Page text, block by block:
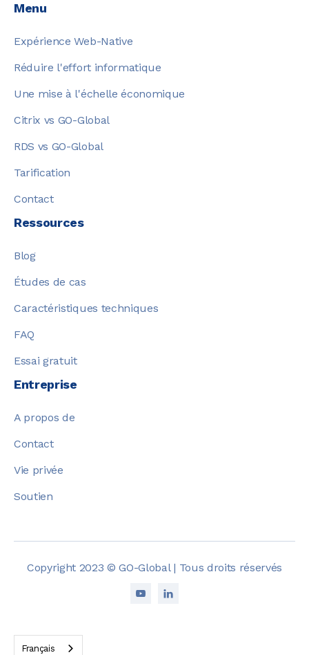
Menu
Expérience Web-Native
Réduire l'effort informatique
Une mise à l'échelle économique
Citrix vs GO-Global
RDS vs GO-Global
Tarification
Contact
Ressources
Blog
Études de cas
Caractéristiques techniques
FAQ
Essai gratuit
Entreprise
A propos de
Contact
Vie privée
Soutien
Copyright 2023 © GO-Global | Tous droits réservés
 
Français